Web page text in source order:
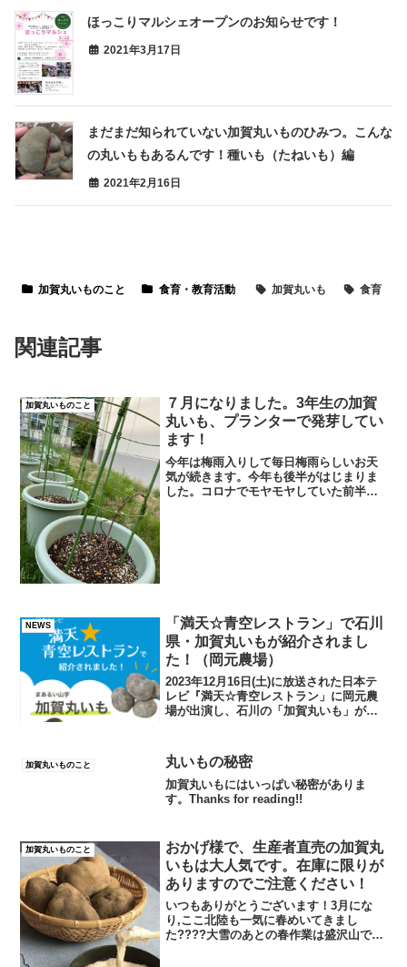
ほっこりマルシェオープンのお知らせです！
2021年3月17日
まだまだ知られていない加賀丸いものひみつ。こんな
の丸いももあるんです！種いも（たねいも）編
2021年2月16日
加賀丸いものこと 食育・教育活動 加賀丸いも 食育
関連記事
加賀丸いものこと
７月になりました。3年生の加賀
丸いも、プランターで発芽してい
ます！
今年は梅雨入りして毎日梅雨らしいお天
気が続きます。今年も後半がはじまりま
した。コロナでモヤモヤしていた前半か
NEWS
「満天☆青空レストラン」で石川
県・加賀丸いもが紹介されまし
た！（岡元農場）
2023年12月16日(土)に放送された日本テ
レビ『満天☆青空レストラン」に岡元農
場が出演し、石川の「加賀丸いも」が紹
いております。放送を見てくださったみ
なさん、ありがと...
加賀丸いものこと 丸いもの秘密
加賀丸いもにはいっぱい秘密がありま
す。Thanks for reading!!
加賀丸いものこと
おかげ様で、生産者直売の加賀丸
いもは大人気です。在庫に限りが
ありますのでご注意ください！
いつもありがとうございます！3月にな
り,ここ北陸も一気に春めいてきまし
た????大雪のあとの春作業は盛沢山でや